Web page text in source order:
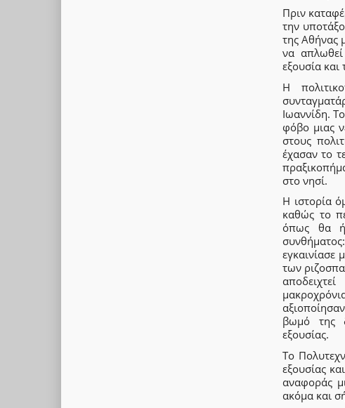
Πριν
την
της Αθήνας
να
εξουσία και
Η
Ιωαννίδη.
φόβο μιας
στους
έχασαν το
στο νησί.
Η ιστορία
καθώς το
όπως θα
εγκαινίασε
των
βωμό της
εξουσίας.
Tο
εξουσίας
αναφοράς
ακόμα και